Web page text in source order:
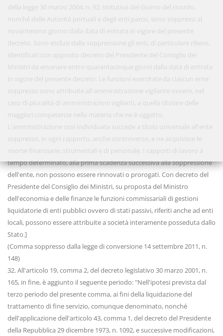
della legge 30 marzo 2004, n. 92, istitutiva del Giorno del ricordo,
nonché delle Autorità portuali e degli enti parco, sono soppressi al
novantesimo giorno dalla data di entrata in vigore del presente
decreto. Sono esclusi dalla soppressione gli enti, di particolare rilievo,
identificati con apposito decreto del Presidente del Consiglio dei
Ministri da emanare entro quarantacinque giorni dalla data di entrata
in vigore del presente decreto. Le funzioni esercitate da ciascun ente
soppresso sono attribuite all'amministrazione vigilante ovvero, nel
caso di pluralità di amministrazioni vigilanti, a quella titolare delle
maggiori competenze nella materia che ne è oggetto.
L'amministrazione così individuata succede a titolo universale all'ente
soppresso, in ogni rapporto, anche controverso, e ne acquisisce le
risorse finanziarie, strumentali e di personale. I rapporti di lavoro a
tempo determinato, alla prima scadenza successiva alla soppressione
dell'ente, non possono essere rinnovati o prorogati. Con decreto del
Presidente del Consiglio dei Ministri, su proposta del Ministro
dell'economia e delle finanze le funzioni commissariali di gestioni
liquidatorie di enti pubblici ovvero di stati passivi, riferiti anche ad enti
locali, possono essere attribuite a società interamente posseduta dallo
Stato.]
(Comma soppresso dalla legge di conversione 14 settembre 2011, n.
148)
32. All'articolo 19, comma 2, del decreto legislativo 30 marzo 2001, n.
165, in fine, è aggiunto il seguente periodo: "Nell'ipotesi prevista dal
terzo periodo del presente comma, ai fini della liquidazione del
trattamento di fine servizio, comunque denominato, nonché
dell'applicazione dell'articolo 43, comma 1, del decreto del Presidente
della Repubblica 29 dicembre 1973, n. 1092, e successive modificazioni,